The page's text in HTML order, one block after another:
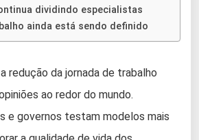
dividindo especialistas
ainda está sendo definido
redução da jornada de trabalho
ao redor do mundo.
e governos testam modelos mais